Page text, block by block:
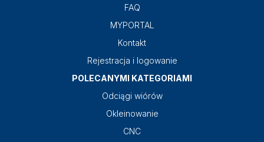
FAQ
MYPORTAL
Kontakt
Rejestracja i logowanie
POLECANYMI KATEGORIAMI
Odciągi wiórów
Okleinowanie
CNC